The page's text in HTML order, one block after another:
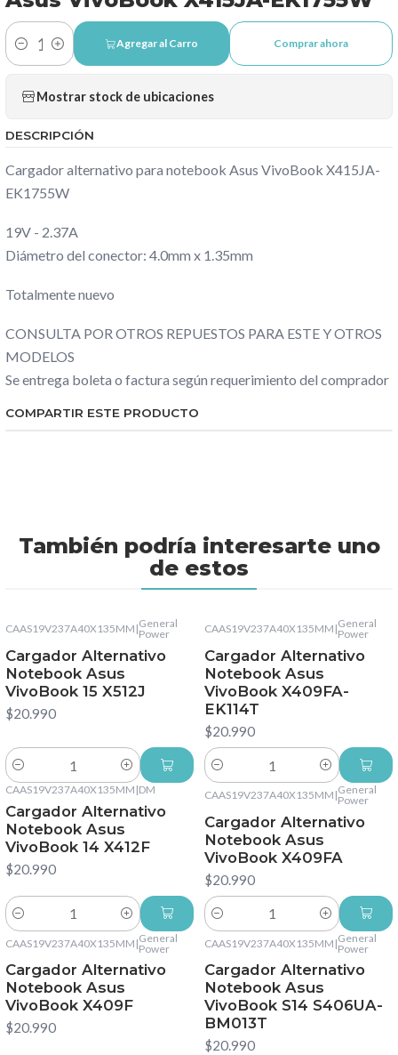
Cantidad
Agregar al Carro Comprar ahora
Mostrar stock de ubicaciones
DESCRIPCIÓN
Cargador alternativo para notebook Asus VivoBook X415JA-
EK1755W
19V - 2.37A
Diámetro del conector: 4.0mm x 1.35mm
Totalmente nuevo
CONSULTA POR OTROS REPUESTOS PARA ESTE Y OTROS
MODELOS
Se entrega boleta o factura según requerimiento del comprador
COMPARTIR ESTE PRODUCTO
También podría interesarte uno
de estos
CAAS19V237A40X135MM |General
Power
Cargador Alternativo
Notebook Asus
VivoBook 15 X512J
$20.990
Cantidad
CAAS19V237A40X135MM |General
Power
Cargador Alternativo
Notebook Asus
VivoBook X409FA-
EK114T
$20.990
Cantidad
CAAS19V237A40X135MM |DM
Cargador Alternativo
Notebook Asus
VivoBook 14 X412F
$20.990
Cantidad
CAAS19V237A40X135MM |General
Power
Cargador Alternativo
Notebook Asus
VivoBook X409FA
$20.990
Cantidad
CAAS19V237A40X135MM |General
Power
Cargador Alternativo
Notebook Asus
VivoBook X409F
$20.990
CAAS19V237A40X135MM |General
Power
Cargador Alternativo
Notebook Asus
VivoBook S14 S406UA-
BM013T
$20.990